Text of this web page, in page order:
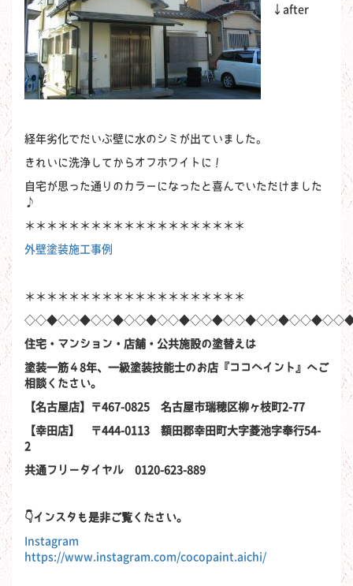
←after
経年劣化でだいぶ壁に水のシミが出ていました。
きれいに洗浄してからオフホワイトに！
自宅が思った通りのカラーになったと喜んでいただけました
♪
＊＊＊＊＊＊＊＊＊＊＊＊＊＊＊＊＊＊＊＊
外壁塗装施工事例
＊＊＊＊＊＊＊＊＊＊＊＊＊＊＊＊＊＊＊＊
住宅・マンション・店舗・公共施設の塗替えは
塗装一筋４8年、一級塗装技能士のお店『ココペイント』へご
相談ください。
【名古屋店】〒467-0825 名古屋市瑞穂区柳ヶ枝町2-77
【幸田店】 〒444-0113 額田郡幸田町大字菱池字奉行54-
2
共通フリーダイヤル 0120-623-889
👇インスタも是非ご覧ください。
Instagram
https://www.instagram.com/cocopaint.aichi/